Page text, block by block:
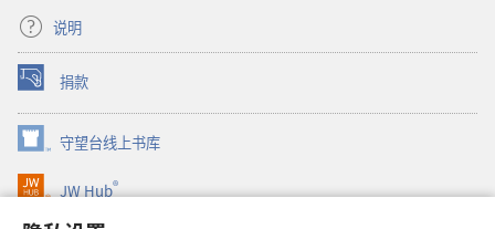
说明
捐款
（打
开
新
窗
口）
守望台线上书库
（打
开
新
JW Hub®
（打
开